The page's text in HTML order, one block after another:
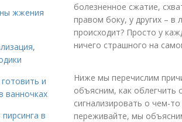
болезненное сжатие,
правом боку, у других –
происходит? Просто у
ничего страшного на
Ниже мы перечислим
объясним, как
сигнализировать о чем-
переживайте, мы
жжения
и
ванночках
в